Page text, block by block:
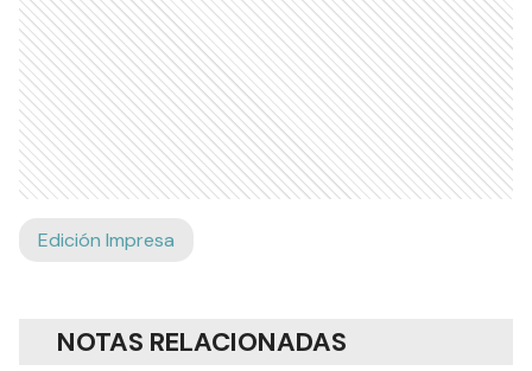
Edición Impresa
NOTAS RELACIONADAS